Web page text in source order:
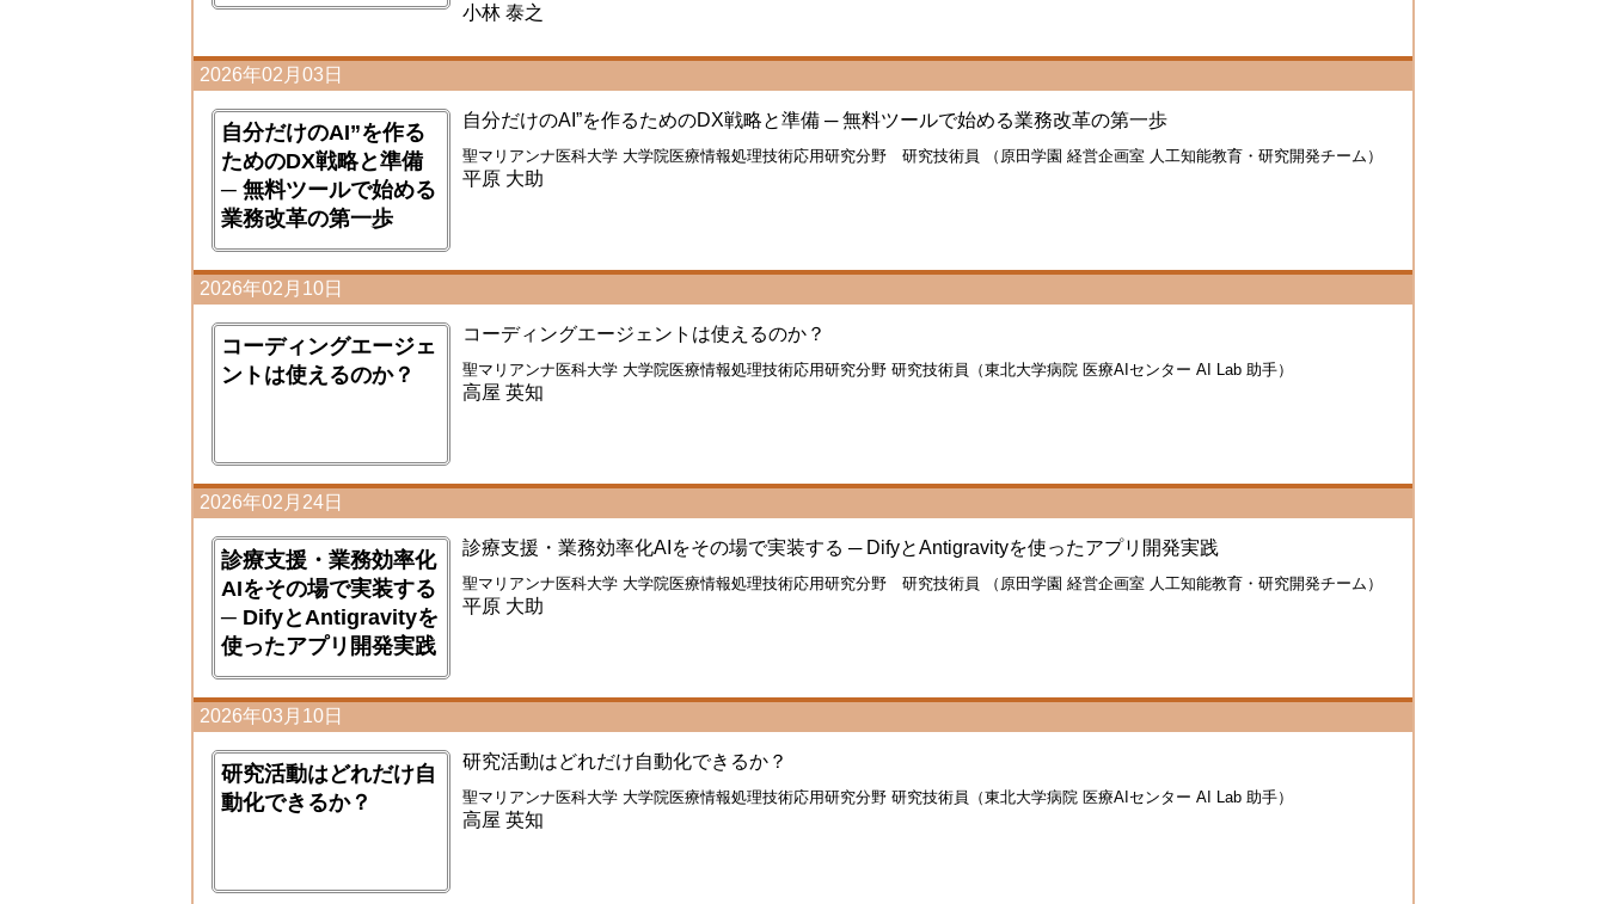
小林 泰之
2026年02月03日
自分だけのAI”を作る
ためのDX戦略と準備
─ 無料ツールで始める
業務改革の第一歩
自分だけのAI”を作るためのDX戦略と準備 ─ 無料ツールで始める業務改革の第一歩
聖マリアンナ医科大学 大学院医療情報処理技術応用研究分野 研究技術員 （原田学園 経営企画室 人工知能教育・研究開発チーム）
平原 大助
2026年02月10日
コーディングエージェ
ントは使えるのか？
コーディングエージェントは使えるのか？
聖マリアンナ医科大学 大学院医療情報処理技術応用研究分野 研究技術員（東北大学病院 医療AIセンター AI Lab 助手）
高屋 英知
2026年02月24日
診療支援・業務効率化
AIをその場で実装する
─ DifyとAntigravityを
使ったアプリ開発実践
診療支援・業務効率化AIをその場で実装する ─ DifyとAntigravityを使ったアプリ開発実践
聖マリアンナ医科大学 大学院医療情報処理技術応用研究分野 研究技術員 （原田学園 経営企画室 人工知能教育・研究開発チーム）
平原 大助
2026年03月10日
研究活動はどれだけ自
動化できるか？
研究活動はどれだけ自動化できるか？
聖マリアンナ医科大学 大学院医療情報処理技術応用研究分野 研究技術員（東北大学病院 医療AIセンター AI Lab 助手）
高屋 英知